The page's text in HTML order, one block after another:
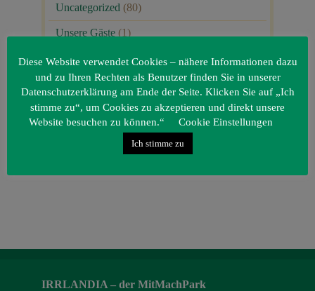
Uncategorized (80)
Unsere Gäste (1)
IRRLANDIA – der MitMachPark
Diese Website verwendet Cookies – nähere Informationen dazu
und zu Ihren Rechten als Benutzer finden Sie in unserer
Datenschutzerklärung am Ende der Seite. Klicken Sie auf „Ich
stimme zu“, um Cookies zu akzeptieren und direkt unsere
Website besuchen zu können.“
Cookie Einstellungen
Ich stimme zu